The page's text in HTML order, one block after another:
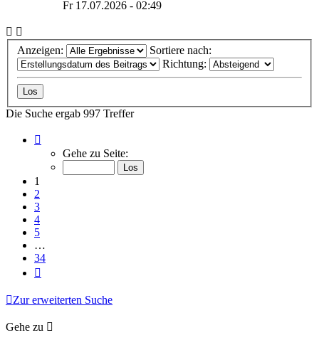
Fr 17.07.2026 - 02:49
Anzeigen:
Sortiere nach:
Richtung:
Die Suche ergab 997 Treffer
von
Gehe zu Seite:
1
2
3
4
5
…
34
Zur erweiterten Suche
Gehe zu